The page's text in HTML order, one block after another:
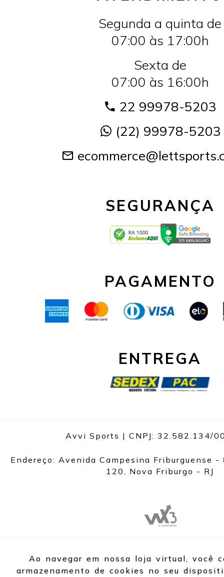
Segunda a quinta de
07:00 às 17:00h
Sexta de
07:00 às 16:00h
22 99978-5203
(22) 99978-5203
SEGURANÇA
PAGAMENTO
ENTREGA
Avvi Sports | CNPJ: 32.582.134/
Endereço: Avenida Campesina Friburguense
120, Nova Friburgo - RJ
Ao navegar em nossa loja virtual, você
armazenamento de cookies no seu